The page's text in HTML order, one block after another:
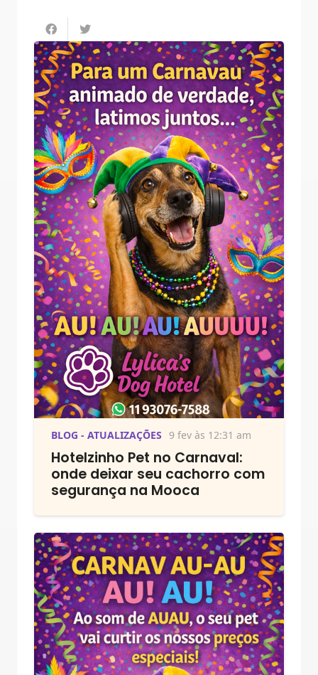
BLOG - ATUALIZAÇÕES 9 fev às 12:31 am
Hotelzinho Pet no Carnaval:
onde deixar seu cachorro com
segurança na Mooca